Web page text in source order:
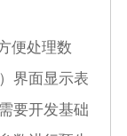
便处理数
界面显示表
要开发基础